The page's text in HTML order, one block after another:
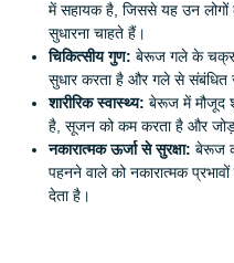
में सहायक है, जिससे यह उन
सुधारना चाहते हैं।
चिकित्सीय गुण: बेरूज गले के चक्र
सुधार करता है और गले से
शारीरिक स्वास्थ्य: बेरूज में मौजूद
है, सूजन को कम करता है और
नकारात्मक ऊर्जा से सुरक्षा: बेरूज
पहनने वाले को नकारात्मक
देता है।